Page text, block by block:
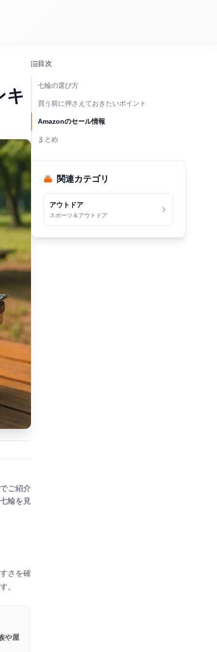
キ
ご紹介
輪を見
さを確
。
や屋
目次
七輪の選び方
買う前に押さえておきたいポイント
Amazonのセール情報
まとめ
関連カテゴリ
アウトドア
スポーツ＆アウトドア